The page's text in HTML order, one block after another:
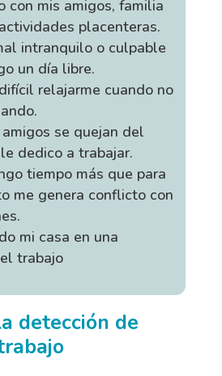
con mis amigos, familia
placenteras.
intranquilo o culpable
un día libre.
relajarme cuando no
se quejan del
dedico a trabajar.
tiempo más que para
me genera conflicto con
mi casa en una
trabajo
detección de